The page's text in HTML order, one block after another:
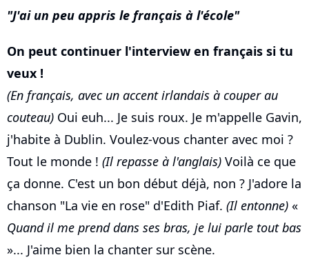
J'ai un peu appris le français à l'école
On peut continuer l'interview en français si tu
veux !
(En français, avec un accent irlandais à couper au
couteau) Oui euh... Je suis roux. Je m'appelle Gavin,
j'habite à Dublin. Voulez-vous chanter avec moi ?
Tout le monde ! (Il repasse à l'anglais) Voilà ce que
ça donne. C'est un bon début déjà, non ? J'adore la
chanson "La vie en rose" d'Edith Piaf. (Il entonne) «
Quand il me prend dans ses bras, je lui parle tout bas
»... J'aime bien la chanter sur scène.